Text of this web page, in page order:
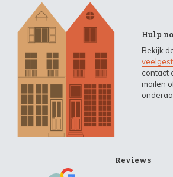
Hulp
Bekijk
contact
mailen
Reviews